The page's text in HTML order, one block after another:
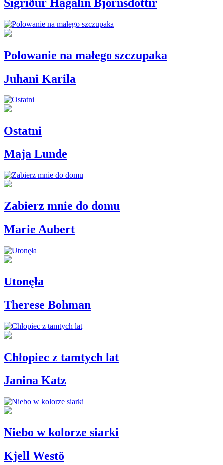
Sigríður Hagalín Björnsdóttir
Polowanie na małego szczupaka
Juhani Karila
Ostatni
Maja Lunde
Zabierz mnie do domu
Marie Aubert
Utonęła
Therese Bohman
Chłopiec z tamtych lat
Janina Katz
Niebo w kolorze siarki
Kjell Westö